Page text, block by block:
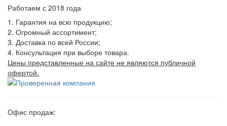
Работаем с 2018 года
1. Гарантия на всю продукцию;
2. Огромный ассортимент;
3. Доставка по всей России;
4. Консультация при выборе товара.
Цены представленные на сайте не являются публичной
офертой.
Офис продаж: